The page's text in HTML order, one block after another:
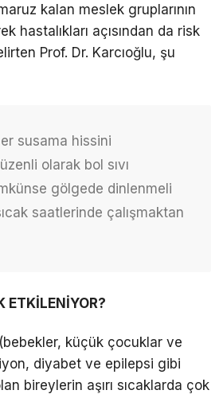
kalan meslek gruplarının
hastalıkları açısından da risk
Prof. Dr. Karcıoğlu, şu
susama hissini
olarak bol sıvı
gölgede dinlenmeli
saatlerinde çalışmaktan
ETKİLENİYOR?
küçük çocuklar ve
diyabet ve epilepsi gibi
bireylerin aşırı sıcaklarda çok